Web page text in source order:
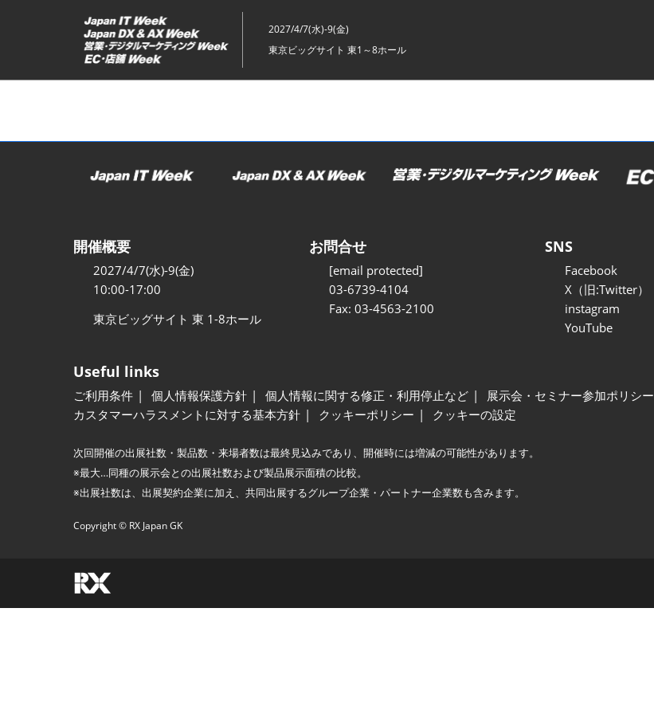
ッ
2027/4/7(水)-9(金)
東京ビッグサイト 東1～8ホール
開催概要
2027/4/7(水)-9(金)
10:00-17:00
東京ビッグサイト 東 1-8ホール
お問合せ
[email protected]
03-6739-4104
Fax: 03-4563-2100
SNS
Facebook
X（旧:Twitter）
instagram
YouTube
Useful links
ご利用条件 個人情報保護方針 個人情報に関する修正・利用停止など 展示会・セミナー参加ポリシー
カスタマーハラスメントに対する基本方針
クッキーポリシー クッキーの設定
次回開催の出展社数・製品数・来場者数は最終見込みであり、開催時には増減の可能性があります。
※最大…同種の展示会との出展社数および製品展示面積の比較。
※出展社数は、出展契約企業に加え、共同出展するグループ企業・パートナー企業数も含みます。
Copyright © RX Japan GK